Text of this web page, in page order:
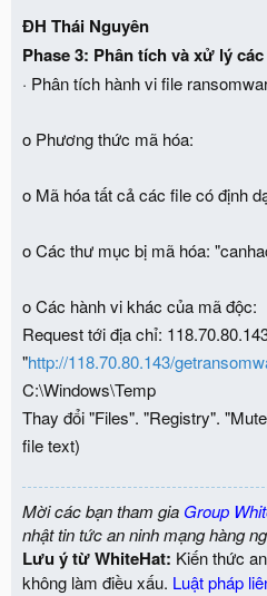
ĐH Thái Nguyên
Phase 3: Phân tích và xử lý
· Phân tích hành vi file
o Phương thức mã hóa:
o Mã hóa tất cả các file có định
o Các thư mục bị mã hóa:
o Các hành vi khác của mã độc:
Request tới địa chỉ:
"http://118.70.80.143/
C:\Windows\Temp
Thay đổi "Files". "Registry".
file text)
Mời các bạn tham gia Group
nhật tin tức an ninh mạng hàng
Lưu ý từ WhiteHat: Kiến thức
không làm điều xấu. Luật pháp